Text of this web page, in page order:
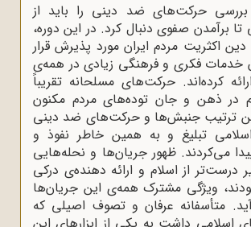
حرکت‌های ضد دینی را باید از
برآمدن صفوی دنبال کرد. در این دوره،
دین اکثریت مردم ایران مورد پذیرش قرار
خدمات فکری و فرهنگی زیادی در همه‌ی
کرده‌اند. حرکت‌های مسلحانه تقریباً
در ذهن و جان توده‌های مردم مکنون
ترتیب جنبش‌ها و حرکت‌های ضد دینی
تبلیغ و به همین خاطر نفوذ و
می‌کردند. ظهور جریان‌ها و نحله‌هایی
درست‌تر از اسلام و ارائه دهنده‌ی درکی
ویژگی مشترک همه‌ی این جریان‌ها
متأسفانه عرفان و تصوف اصیلی که